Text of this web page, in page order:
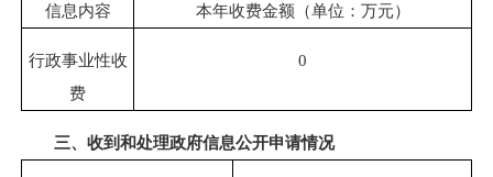
信息内容 本年收费金额（单位：万元）
行政事业性收
费
0
三、收到和处理政府信息公开申请情况